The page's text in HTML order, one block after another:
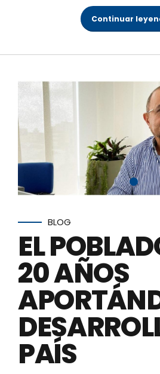
Continuar
BLOG
EL
20 AÑOS
PAÍS